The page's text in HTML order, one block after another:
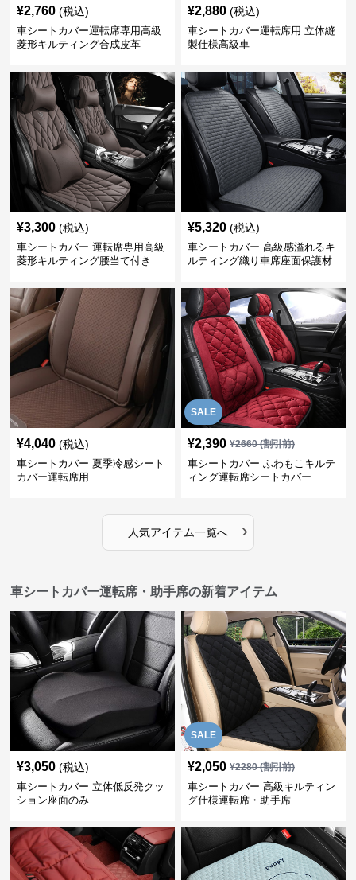
¥2,760 (税込)
車シートカバー運転席専用高級
菱形キルティング合成皮革
¥2,880 (税込)
車シートカバー運転席用 立体縫
製仕様高級車
¥3,300 (税込)
車シートカバー 運転席専用高級
菱形キルティング腰当て付き
¥5,320 (税込)
車シートカバー 高級感溢れるキ
ルティング織り車席座面保護材
¥4,040 (税込)
車シートカバー 夏季冷感シート
カバー運転席用
SALE
¥2,390 ¥2660(割引前)
車シートカバー ふわもこキルテ
ィング運転席シートカバー
人気アイテム一覧へ ›
車シートカバー運転席・助手席の新着アイテム
¥3,050 (税込)
車シートカバー 立体低反発クッ
ション座面のみ
SALE
¥2,050 ¥2280(割引前)
車シートカバー 高級キルティン
グ仕様運転席・助手席